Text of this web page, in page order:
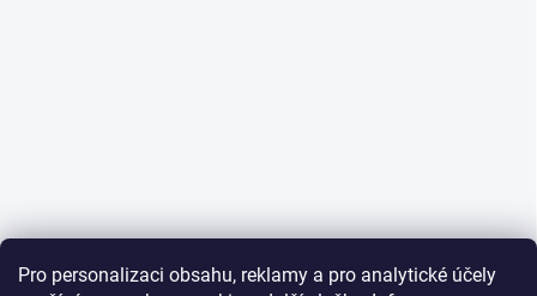
Pro personalizaci obsahu, reklamy a pro analytické účely